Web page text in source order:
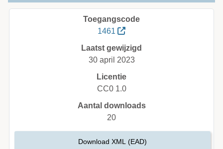
Toegangscode
1461
Laatst gewijzigd
30 april 2023
Licentie
CC0 1.0
Aantal downloads
20
Download XML (EAD)